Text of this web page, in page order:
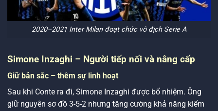
2020–2021 Inter Milan đoạt chức vô địch Serie A
Simone Inzaghi – Người tiếp nối và nâng cấp
Giữ bản sắc – thêm sự linh hoạt
Sau khi Conte ra đi, Simone Inzaghi được bổ nhiệm. Ông
giữ nguyên sơ đồ 3-5-2 nhưng tăng cường khả năng kiểm